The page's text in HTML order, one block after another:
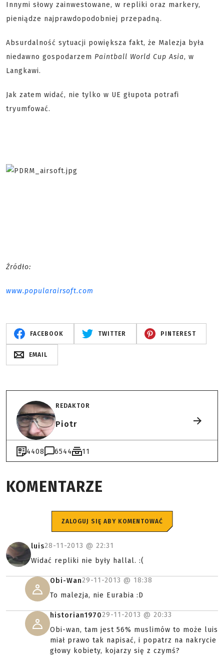
Innymi słowy zainwestowane, w repliki oraz markery,
pieniądze najprawdopodobniej przepadną.
Absurdalność sytuacji powiększa fakt, że Malezja była
niedawno gospodarzem Paintball World Cup Asia, w
Langkawi.
Jak zatem widać, nie tylko w UE głupota potrafi
tryumfować.
Źródło:
www.popularairsoft.com
FACEBOOK TWITTER PINTEREST
EMAIL
REDAKTOR
Piotr
4408 6544 11
KOMENTARZE
ZALOGUJ SIĘ ABY KOMENTOWAĆ
luis28-11-2013 @ 22:31
Widać repliki nie były hallal. :(
Obi-Wan29-11-2013 @ 18:38
To malezja, nie Eurabia :D
historian197029-11-2013 @ 20:33
Obi-wan, tam jest 56% muslimów to może luis
miał prawo tak napisać, i popatrz na nakrycie
głowy kobiety, kojarzy się z czymś?